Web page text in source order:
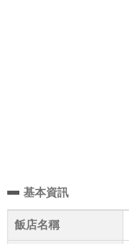
基本資訊
飯店名稱